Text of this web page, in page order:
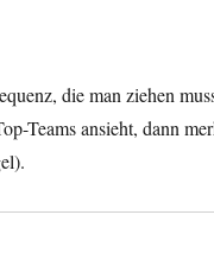
die man ziehen
Teams ansieht, dann